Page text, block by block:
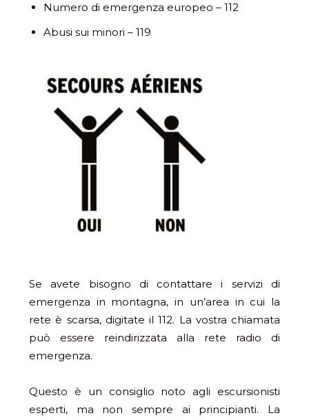
Numero di emergenza europeo – 112
Abusi sui minori – 119
Se avete bisogno di contattare i servizi di
emergenza in montagna, in un’area in cui la
rete è scarsa, digitate il 112. La vostra chiamata
può essere reindirizzata alla rete radio di
emergenza.
Questo è un consiglio noto agli escursionisti
esperti, ma non sempre ai principianti. La